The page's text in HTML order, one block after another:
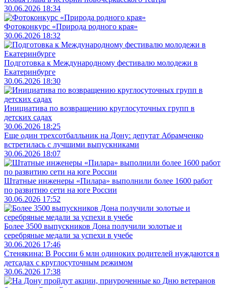
30.06.2026 18:34
Фотоконкурс «Природа родного края»
30.06.2026 18:32
Подготовка к Международному фестивалю молодежи в
Екатеринбурге
30.06.2026 18:30
Инициатива по возвращению круглосуточных групп в
детских садах
30.06.2026 18:25
Еще один трехсотбалльник на Дону: депутат Абрамченко
встретилась с лучшими выпускниками
30.06.2026 18:07
Штатные инженеры «Пилара» выполнили более 1600 работ
по развитию сети на юге России
30.06.2026 17:52
Более 3500 выпускников Дона получили золотые и
серебряные медали за успехи в учебе
30.06.2026 17:46
Стенякина: В России 6 млн одиноких родителей нуждаются в
детсадах с круглосуточным режимом
30.06.2026 17:38